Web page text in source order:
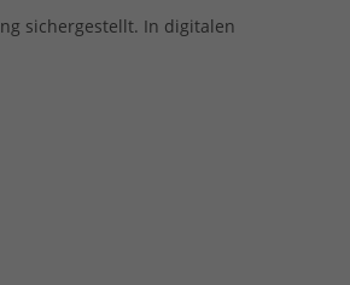
sichergestellt. In digitalen